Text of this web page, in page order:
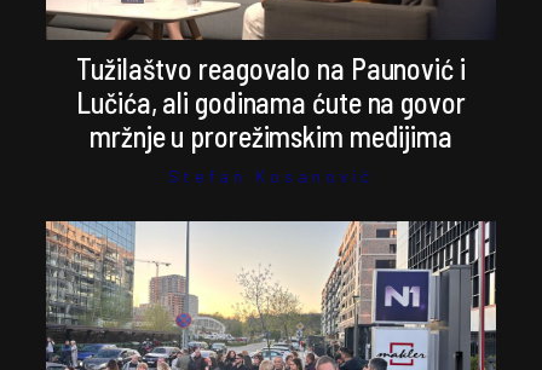
Tužilaštvo reagovalo na Paunović i
Lučića, ali godinama ćute na govor
mržnje u prorežimskim medijima
Stefan Kosanović